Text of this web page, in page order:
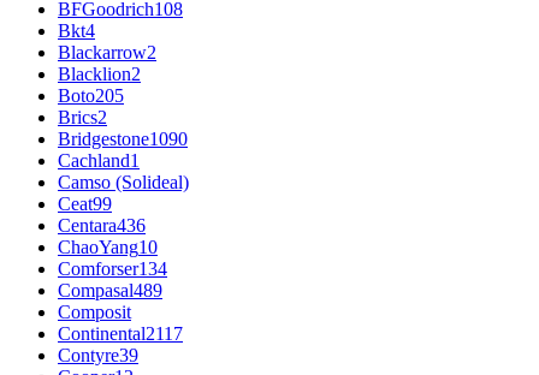
BFGoodrich108
Bkt4
Blackarrow2
Blacklion2
Boto205
Brics2
Bridgestone1090
Cachland1
Camso (Solideal)
Ceat99
Centara436
ChaoYang10
Comforser134
Compasal489
Composit
Continental2117
Contyre39